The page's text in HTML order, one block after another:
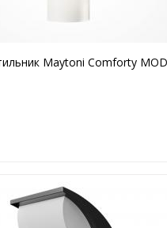
Maytoni Comforty